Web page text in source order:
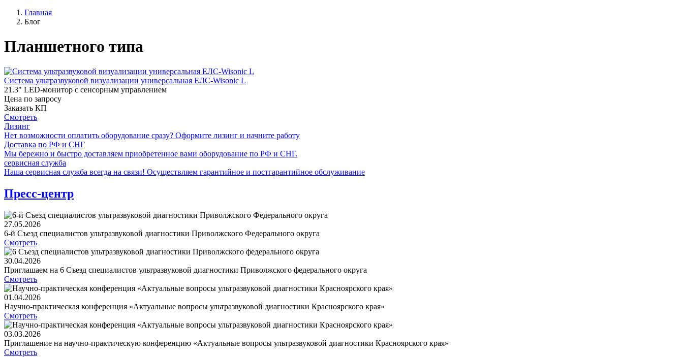
Главная
Блог
Планшетного типа
Система ультразвуковой визуализации универсальная EЛC-Wisonic L
21.3" LЕD-монитор с сенсорным управлением
Цена по запросу
Заказать КП
Смотреть
Лизинг
Нет возможности оплатить оборудование сразу? Оформите лизинг и начните работу
Доставка по РФ и СНГ
Мы бережно и быстро доставляем приобретенное вами оборудование по РФ и СНГ.
сервисная служба
Наша сервисная служба всегда на связи! Осуществляем гарантийное и постгарантийное обслуживание
Пресс-центр
27.05.2026
6-й Съезд специалистов ультразвуковой диагностики Приволжского Федерального округа
Смотреть
30.04.2026
Приглашаем на 6 Съезд специалистов ультразвуковой диагностики Приволжского федерального округа
Смотреть
01.04.2026
Научно-практическая конференция «Актуальные вопросы ультразвуковой диагностики Красноярского края»
Смотреть
03.03.2026
Приглашение на научно-практическую конференцию «Актуальные вопросы ультразвуковой диагностики Красноярского края»
Смотреть